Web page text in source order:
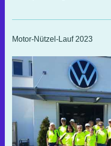
Motor-Nützel-Lauf 2023